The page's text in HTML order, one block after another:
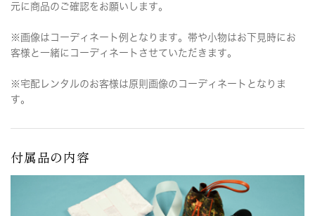
元に商品のご確認をお願いします。
※画像はコーディネート例となります。帯や小物はお下見時にお
客様と一緒にコーディネートさせていただきます。
※宅配レンタルのお客様は原則画像のコーディネートとなりま
す。
付属品の内容